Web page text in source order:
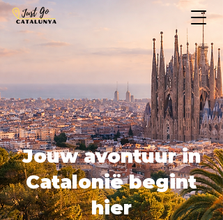
Jouw avontuur in
Catalonië begint
hier